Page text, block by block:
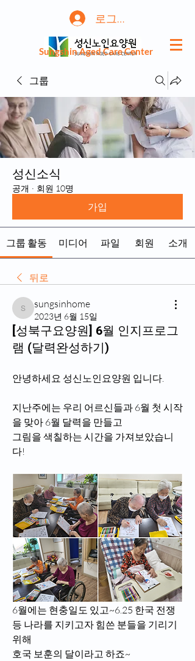
로그인
Sungshin Aged Care Center
그룹
성신소식
공개 · 회원 10명
가입
그룹 활동 미디어 파일 회원 소개
뒤로
sungsinhome
sungsinhome
2023년 6월 15일
[성북구요양원] 6월 인지프로그
램 (달력완성하기)
안녕하세요 성신노인요양원 입니다.
지난주에는 우리 어르신들과 6월 첫 시작
을 맞아 6월 달력을 만들고
그림을 색칠하는 시간을 가져보았습니
다!
6월에는 현충일도 있고~6.25 한국 전쟁
등 나라를 지키고자 힘쓴 분들을 기리기
위해
호국 보훈의 달이라고 하죠~